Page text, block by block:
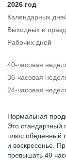
2026 год
Календарных
Рабочих дней
Выходных и
40-часовая
36-часовая
24-часовая
Нормальная
Это стандартный
плюс обеденный
и воскресенье.
превышать 40